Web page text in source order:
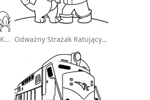
Magiczny Jednorożec Na Kolorowance Z Tęczą Odważny Strażak Ratujący Kota - Kolorowanka